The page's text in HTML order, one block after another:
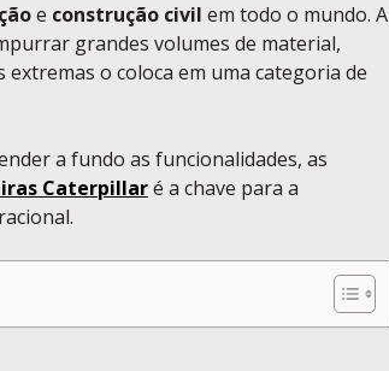
e construção civil em todo o mundo. A
grandes volumes de material,
o coloca em uma categoria de
a fundo as funcionalidades, as
Caterpillaré a chave para a